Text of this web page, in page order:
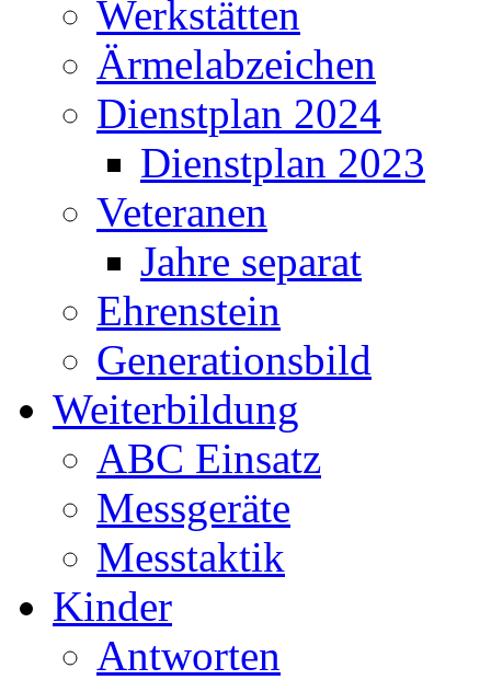
Werkstätten
Ärmelabzeichen
Dienstplan 2024
Dienstplan 2023
Veteranen
Jahre separat
Ehrenstein
Generationsbild
Weiterbildung
ABC Einsatz
Messgeräte
Messtaktik
Kinder
Antworten